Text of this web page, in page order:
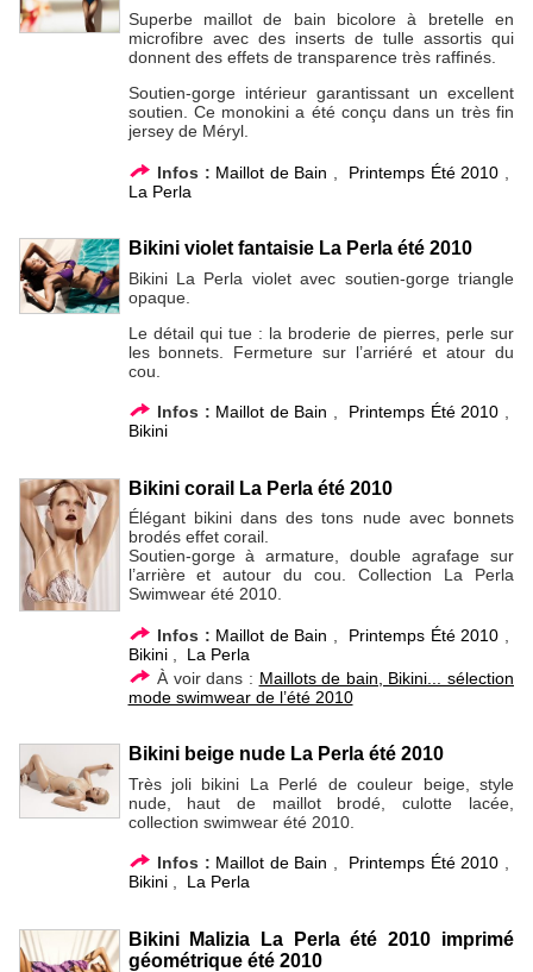
Superbe maillot de bain bicolore à bretelle en
microfibre avec des inserts de tulle assortis qui
donnent des effets de transparence très raffinés.
Soutien-gorge intérieur garantissant un excellent
soutien. Ce monokini a été conçu dans un très fin
jersey de Méryl.
Infos : Maillot de Bain Printemps Été 2010
La Perla
Bikini violet fantaisie La Perla été 2010
Bikini La Perla violet avec soutien-gorge triangle
opaque.
Le détail qui tue : la broderie de pierres, perle sur
les bonnets. Fermeture sur l’arriéré et atour du
cou.
Infos : Maillot de Bain , Printemps Été 2010 ,
Bikini
Bikini corail La Perla été 2010
Élégant bikini dans des tons nude avec bonnets
brodés effet corail.
Soutien-gorge à armature, double agrafage sur
l’arrière et autour du cou. Collection La Perla
Swimwear été 2010.
Infos : Maillot de Bain Printemps Été 2010
Bikini, La Perla
À voir dans : Maillots de bain, Bikini... sélection
mode swimwear de l’été 2010
Bikini beige nude La Perla été 2010
Très joli bikini La Perlé de couleur beige, style
nude, haut de maillot brodé, culotte lacée,
collection swimwear été 2010.
Infos : Maillot de Bain , Printemps Été 2010 ,
Bikini, La Perla
Bikini Malizia La Perla été 2010 imprimé
géométrique été 2010